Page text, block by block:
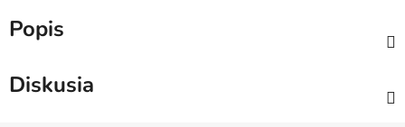
Popis
Diskusia